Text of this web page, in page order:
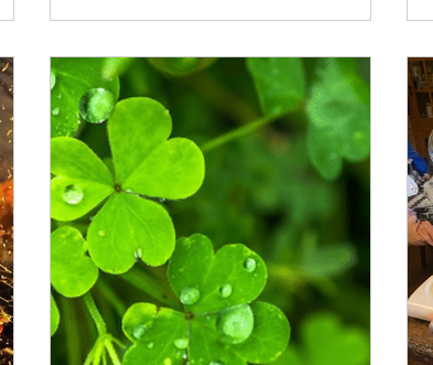
naît le guarana, plante sacrée des
Maués. Porteuse de mémoire et de
vitalité, elle est utilisée depuis des
générations comme soutien de
l’énergie, de la clarté et de la force
intérieure dans les traditions
amazoniennes.